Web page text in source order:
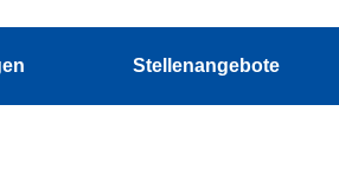
Stellenangebote